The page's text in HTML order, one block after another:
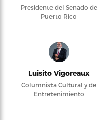
Presidente del Senado de
Puerto Rico
Luisito Vigoreaux
Columnista Cultural y de
Entretenimiento